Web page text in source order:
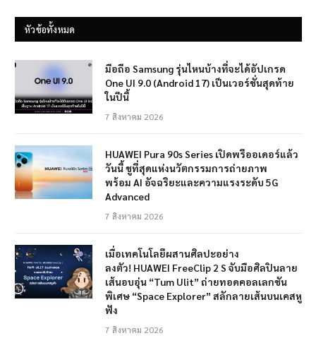
หัวข้อทั้งหมด
มือถือ Samsung รุ่นไหนบ้างที่จะได้อัปเกรด
One UI 9.0 (Android 17) เป็นเวอร์ชั่นสุดท้าย
ในปีนี้
7 สิงหาคม 2026
HUAWEI Pura 90s Series เปิดพรีออเดอร์แล้ว
วันนี้ ชูที่สุดแห่งนวัตกรรมการถ่ายภาพ
พร้อม AI อัจฉริยะและความแรงระดับ 5G
Advanced
7 สิงหาคม 2026
เมื่อเทคโนโลยีผสานศิลปะอย่าง
ลงตัว! HUAWEI FreeClip 2 S จับมือศิลปินลาย
เส้นอบอุ่น “Tum Ulit” ถ่ายทอดคอลเลกชัน
พิเศษ “Space Explorer” สลักลายเส้นบนเคสหู
ฟัง
7 สิงหาคม 2026